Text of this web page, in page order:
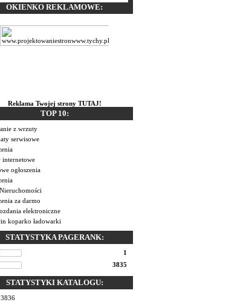
OKIENKO REKLAMOWE:
Reklama Twojej strony TUTAJ!
TOP 10:
z wrzuty
serwisowe
internetowe
ogłoszenia
za darmo
elektroniczne
koparko ładowarki
STATYSTYKA PAGERANK:
1
3835
STATYSTYKI KATALOGU: